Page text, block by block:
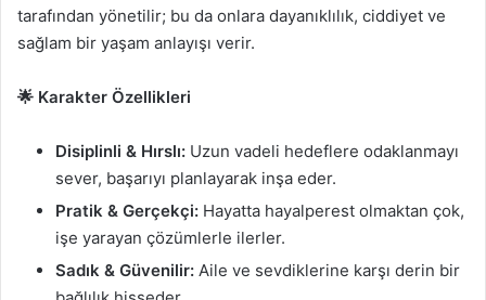
tarafından yönetilir; bu da onlara dayanıklılık, ciddiyet ve
sağlam bir yaşam anlayışı verir.
🌟 Karakter Özellikleri
Disiplinli & Hırslı: Uzun vadeli hedeflere odaklanmayı
sever, başarıyı planlayarak inşa eder.
Pratik & Gerçekçi: Hayatta hayalperest olmaktan çok,
işe yarayan çözümlerle ilerler.
Sadık & Güvenilir: Aile ve sevdiklerine karşı derin bir